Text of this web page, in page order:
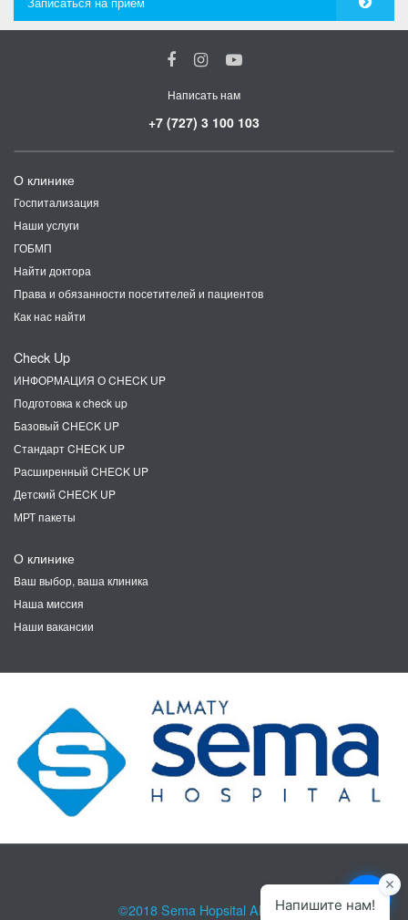
Написать нам
+7 (727) 3 100 103
О клинике
Госпитализация
Наши услуги
ГОБМП
Найти доктора
Права и обязанности посетителей и пациентов
Как нас найти
Check Up
ИНФОРМАЦИЯ О CHECK UP
Подготовка к check up
Базовый CHECK UP
Стандарт CHECK UP
Расширенный CHECK UP
Детский CHECK UP
МРТ пакеты
О клинике
Ваш выбор, ваша клиника
Наша миссия
Наши вакансии
©2018Sema Hopsital Almaty